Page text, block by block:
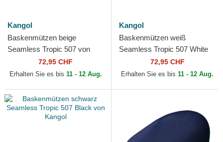
Kangol
Baskenmützen beige
Seamless Tropic 507 von
72,95 CHF
Erhalten Sie es bis 11 - 12 Aug.
Kangol
Baskenmützen weiß
Seamless Tropic 507 White
von Kangol72,95 CHF
Erhalten Sie es bis 11 - 12 Aug.